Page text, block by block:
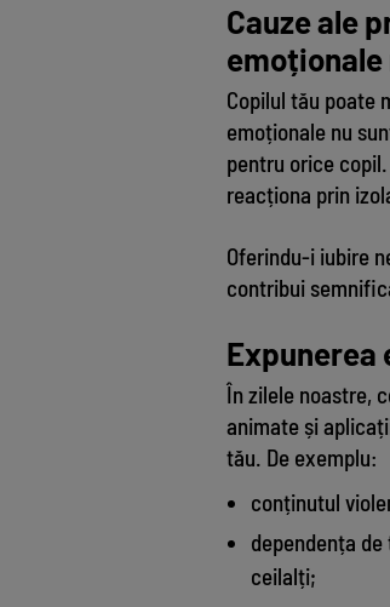
Cauze ale
Copilul tău poate
emoționale nu
pentru orice
reacționa prin
Oferindu-i iubire
contribui
Expunerea
În zilele noastre,
animate și
tău. De exemplu:
conținutul
dependența
ceilalți;